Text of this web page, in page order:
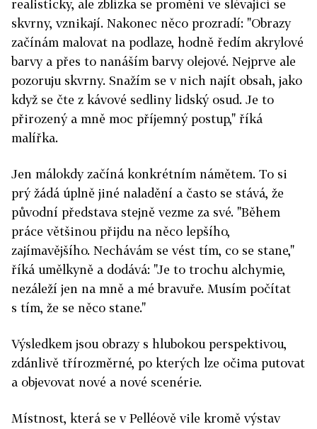
realisticky, ale zblízka se promění ve slévající se
skvrny, vznikají. Nakonec něco prozradí: "Obrazy
začínám malovat na podlaze, hodně ředím akrylové
barvy a přes to nanáším barvy olejové. Nejprve ale
pozoruju skvrny. Snažím se v nich najít obsah, jako
když se čte z kávové sedliny lidský osud. Je to
přirozený a mně moc příjemný postup," říká
malířka.
Jen málokdy začíná konkrétním námětem. To si
prý žádá úplně jiné naladění a často se stává, že
původní představa stejně vezme za své. "Během
práce většinou přijdu na něco lepšího,
zajímavějšího. Nechávám se vést tím, co se stane,"
říká umělkyně a dodává: "Je to trochu alchymie,
nezáleží jen na mně a mé bravuře. Musím počítat
s tím, že se něco stane."
Výsledkem jsou obrazy s hlubokou perspektivou,
zdánlivě třírozměrné, po kterých lze očima putovat
a objevovat nové a nové scenérie.
Místnost, která se v Pelléově vile kromě výstav